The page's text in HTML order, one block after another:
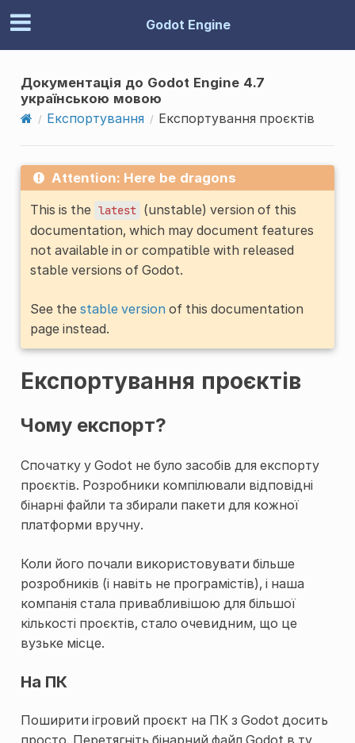
Godot Engine
Документація до Godot Engine 4.7
українською мовою
Експортування
Експортування проєктів
Attention: Here be dragons
This is the latest (unstable) version of this
documentation, which may document features
not available in or compatible with released
stable versions of Godot.
See the stable versionof this documentation
page instead.
Експортування проєктів
Чому експорт?
Спочатку у Godot не було засобів для експорту
проєктів. Розробники компілювали відповідні
бінарні файли та збирали пакети для кожної
платформи вручну.
Коли його почали використовувати більше
розробників (і навіть не програмістів), і наша
компанія стала привабливішою для більшої
кількості проєктів, стало очевидним, що це
вузьке місце.
На ПК
Поширити ігровий проєкт на ПК з Godot досить
просто. Перетягніть бінарний файл Godot в ту